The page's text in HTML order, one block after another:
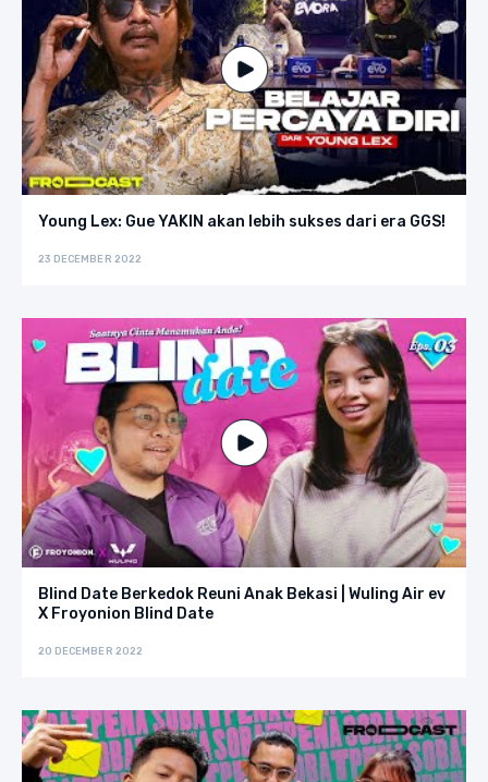
Young Lex: Gue YAKIN akan lebih sukses dari era GGS!
23 DECEMBER 2022
Blind Date Berkedok Reuni Anak Bekasi | Wuling Air ev
X Froyonion Blind Date
20 DECEMBER 2022